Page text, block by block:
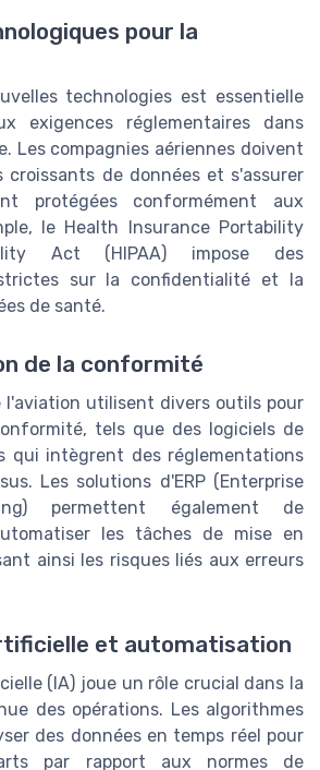
pour la
technologies est essentielle
exigences réglementaires dans
Les compagnies aériennes doivent
croissants de données et s'assurer
protégées conformément aux
le Health Insurance Portability
Act (HIPAA) impose des
sur la confidentialité et la
de santé.
de la conformité
l'aviation utilisent divers outils pour
tels que des logiciels de
qui intègrent des réglementations
Les solutions d'ERP (Enterprise
permettent également de
les tâches de mise en
ainsi les risques liés aux erreurs
et automatisation
(IA) joue un rôle crucial dans la
des opérations. Les algorithmes
des données en temps réel pour
par rapport aux normes de